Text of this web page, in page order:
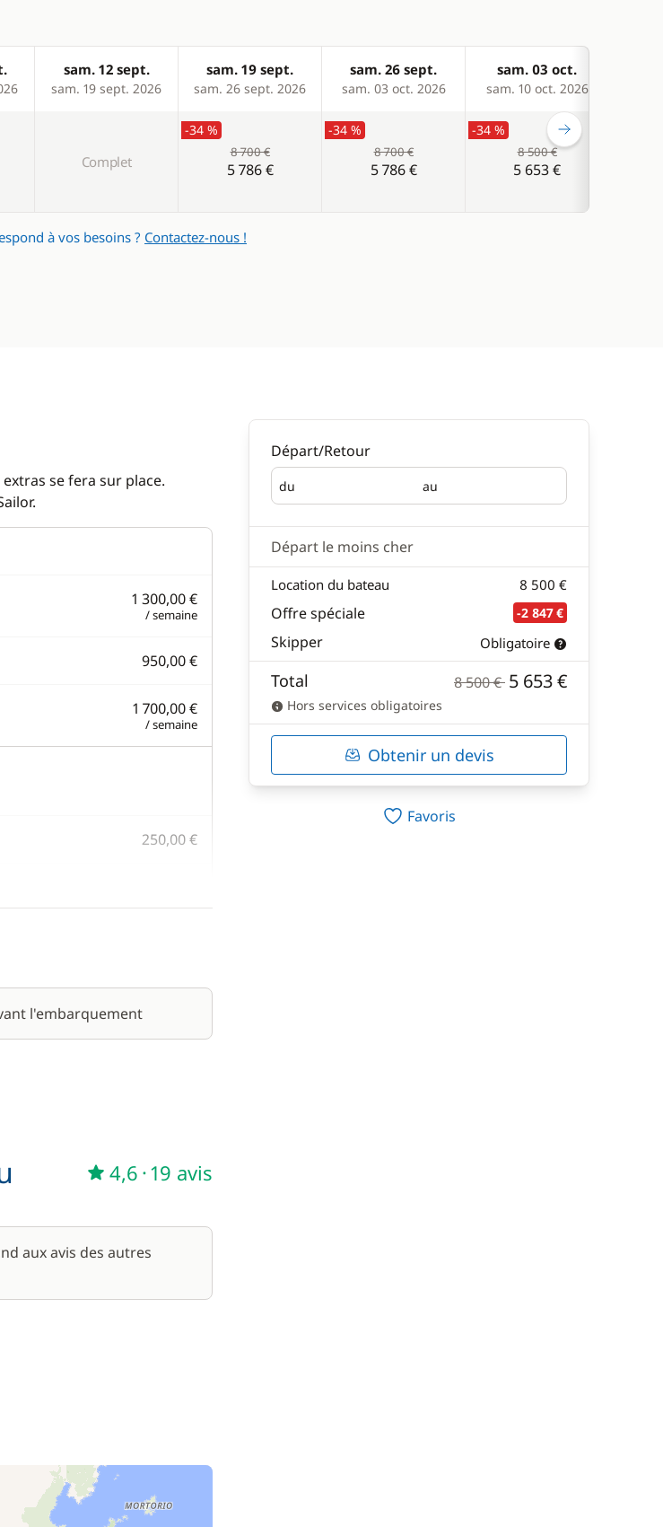
sam. 12 sept.
sam. 19 sept. 2026
sam. 19 sept.
sam. 26 sept. 2026
sam. 26 sept.
sam. 03 oct. 2026
sam. 03 oct.
sam. 10 oct. 2026
Complet
-34 %
8 700 €
5 786 €
-34 %
8 700 €
5 786 €
-34 %
8 500 €
5 653 €
à vos besoins ? Contactez-nous !
se fera sur place.
1 300,00 €
/ semaine
950,00 €
1 700,00 €
/ semaine
250,00 €
l'embarquement
4,6 ·19 avis
aux avis des autres
Départ/Retour
du
Départ au
Retour
Départ le moins cher
Location du bateau 8 500 €
Offre spéciale -2 847 €
Skipper Obligatoire
Total 8 500 € 5 653 €
Hors services obligatoires
Obtenir un devis
Favoris